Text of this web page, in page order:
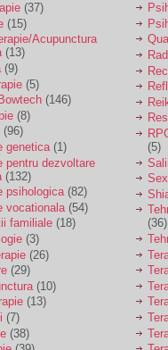
am
un copil in
ani care
ochilor.
simt ca
oboseala
nu pot
ca din
pot
si
copilul
peste
trece:
a ramas
cu o fata.
comun
un
ca e
(37)
(15)
Acupunctura
(13)
(9)
(5)
(146)
(8)
(96)
genetica(1)
pentru dezvoltare
(132)
psihologica(82)
vocationala (54)
familiale (18)
(3)
(26)
(29)
(10)
(13)
(7)
(38)
(5)
(36)